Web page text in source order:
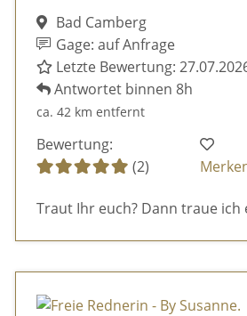
Bad Camberg
Gage: auf Anfrage
Letzte Bewertung:
Antwortet binnen 8h
ca. 42 km entfernt
Bewertung:
(2)
Traut Ihr euch? Dann traue ich